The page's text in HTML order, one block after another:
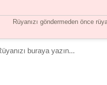
Rüyanızı göndermeden önce